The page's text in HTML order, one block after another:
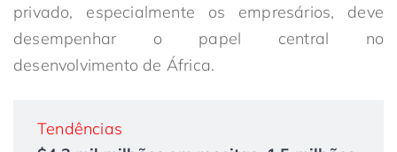
privado, especialmente os empresários, deve
desempenhar o papel central no
desenvolvimento de África.
Tendências